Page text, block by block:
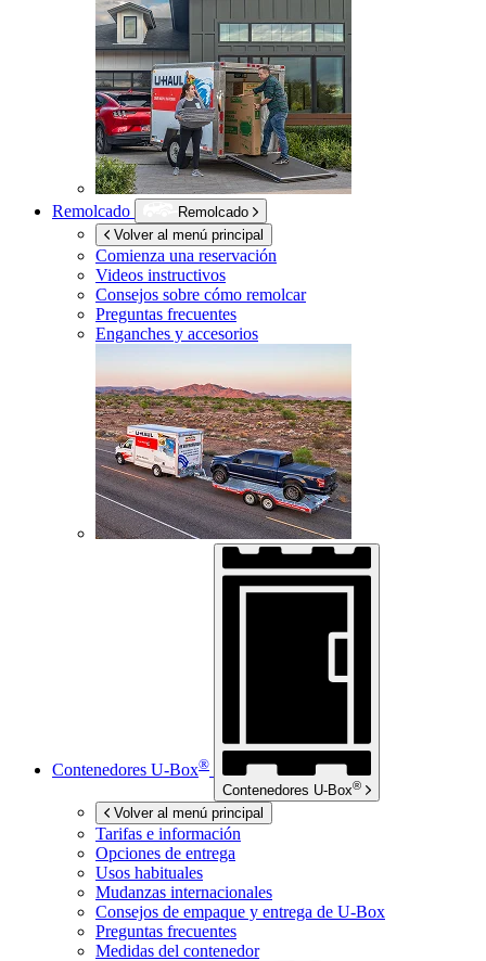
Remolcado
Remolcado
Volver al menú principal
Comienza una reservación
Videos instructivos
Consejos sobre cómo remolcar
Preguntas frecuentes
Enganches y accesorios
Contenedores U-Box®
Contenedores U-Box®
Volver al menú principal
Tarifas e información
Opciones de entrega
Usos habituales
Mudanzas internacionales
Consejos de empaque y entrega de U-Box
Preguntas frecuentes
Medidas del contenedor